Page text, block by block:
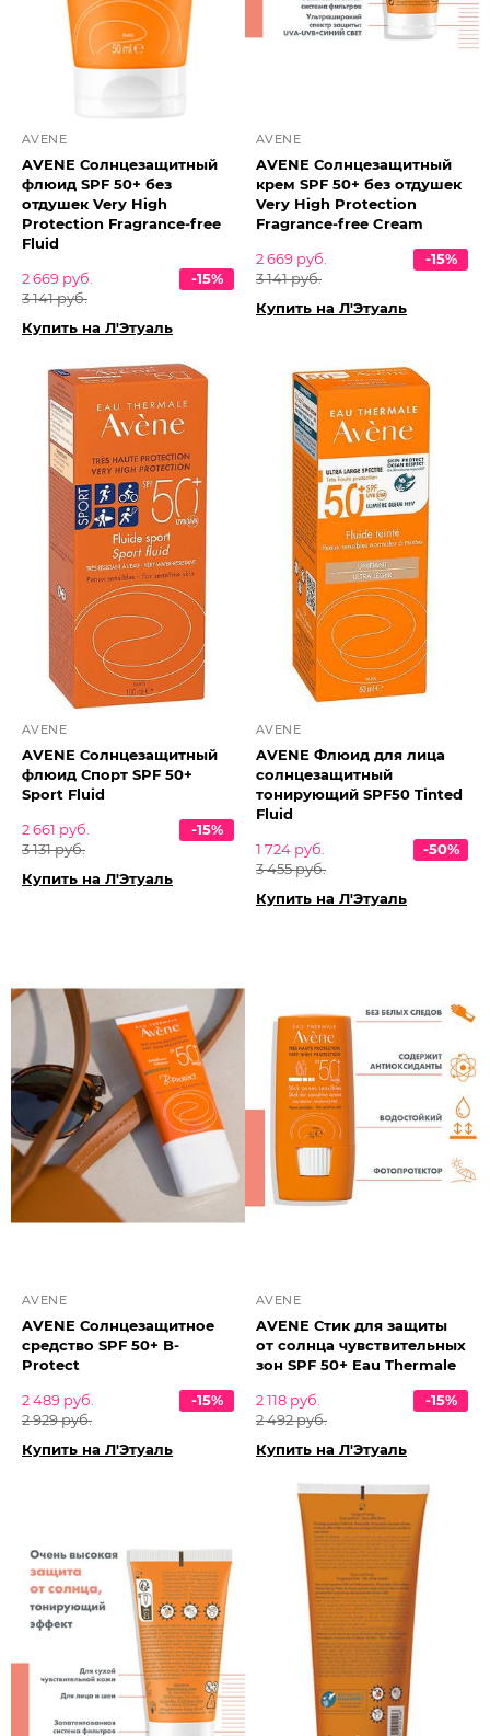
AVENE
AVENE Солнцезащитный
флюид SPF 50+ без
отдушек Very High
Protection Fragrance-free
Fluid
2 669 руб.
3 141 руб.
-15%
Купить на Л'Этуаль
AVENE
AVENE Солнцезащитный
крем SPF 50+ без отдушек
Very High Protection
Fragrance-free Cream
2 669 руб.
3 141 руб.
-15%
Купить на Л'Этуаль
AVENE
AVENE Солнцезащитный
флюид Спорт SPF 50+
Sport Fluid
2 661 руб.
3 131 руб.
-15%
Купить на Л'Этуаль
AVENE
AVENE Флюид для лица
солнцезащитный
тонирующий SPF50 Tinted
Fluid
1 724 руб.
3 455 руб.
-50%
Купить на Л'Этуаль
AVENE
AVENE Солнцезащитное
средство SPF 50+ B-
Protect
2 489 руб.
2 929 руб.
-15%
Купить на Л'Этуаль
AVENE
AVENE Стик для защиты
от солнца чувствительных
зон SPF 50+ Eau Thermale
2 118 руб.
2 492 руб.
-15%
Купить на Л'Этуаль